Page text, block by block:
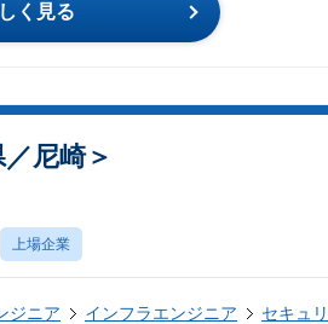
く見る
尼崎＞
上場企業
ジニア インフラエンジニア セキュ